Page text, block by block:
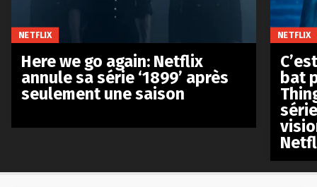
NETFLIX
Here we go again: Netflix
annule sa série ‘1899’ après
seulement une saison
NETFLIX
bat